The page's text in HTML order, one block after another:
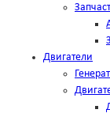
Двигатели